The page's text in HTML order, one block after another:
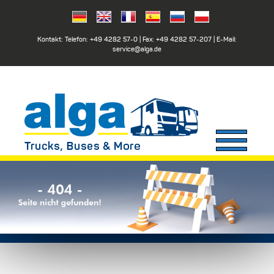
Kontakt: Telefon: +49 4282 57-0 | Fax: +49 4282 57-207 | E-Mail:
service@alga.de